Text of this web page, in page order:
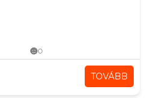
0
TOVÁBB